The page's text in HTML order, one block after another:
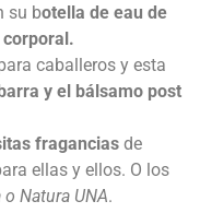
su botella de eau de
caballeros y esta
y el bálsamo post
fragancias de
ellas y ellos. O los
Natura UNA.